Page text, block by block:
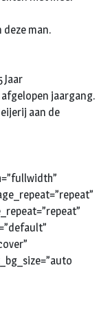
man.
Jaar
jaargang.
aan de